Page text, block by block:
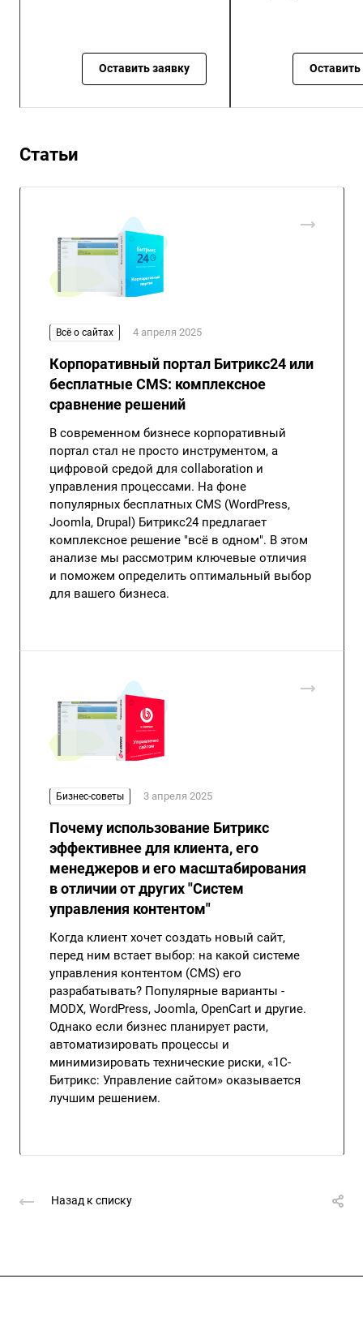
Оставить заявку Оставить
Статьи
Всё о сайтах 4 апреля 2025
Корпоративный портал Битрикс24 или
бесплатные CMS: комплексное
сравнение решений
В современном бизнесе корпоративный
портал стал не просто инструментом, а
цифровой средой для collaboration и
управления процессами. На фоне
популярных бесплатных CMS (WordPress,
Joomla, Drupal) Битрикс24 предлагает
комплексное решение "всё в одном". В этом
анализе мы рассмотрим ключевые отличия
и поможем определить оптимальный выбор
для вашего бизнеса.
Бизнес-советы 3 апреля 2025
Почему использование Битрикс
эффективнее для клиента, его
менеджеров и его масштабирования
в отличии от других "Систем
управления контентом"
Когда клиент хочет создать новый сайт,
перед ним встает выбор: на какой системе
управления контентом (CMS) его
разрабатывать? Популярные варианты -
MODX, WordPress, Joomla, OpenCart и другие.
Однако если бизнес планирует расти,
автоматизировать процессы и
минимизировать технические риски, «1С-
Битрикс: Управление сайтом» оказывается
лучшим решением.
Назад к списку